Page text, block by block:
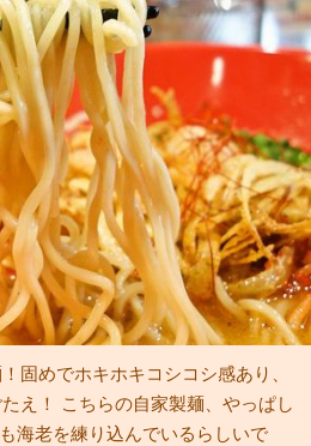
固めでホキホキコシコシ感あり、
え！ こちらの自家製麺、やっぱし
海老を練り込んでいるらしいで